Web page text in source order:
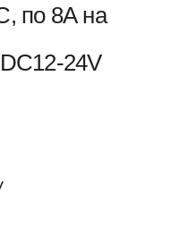
по 8А на
24V